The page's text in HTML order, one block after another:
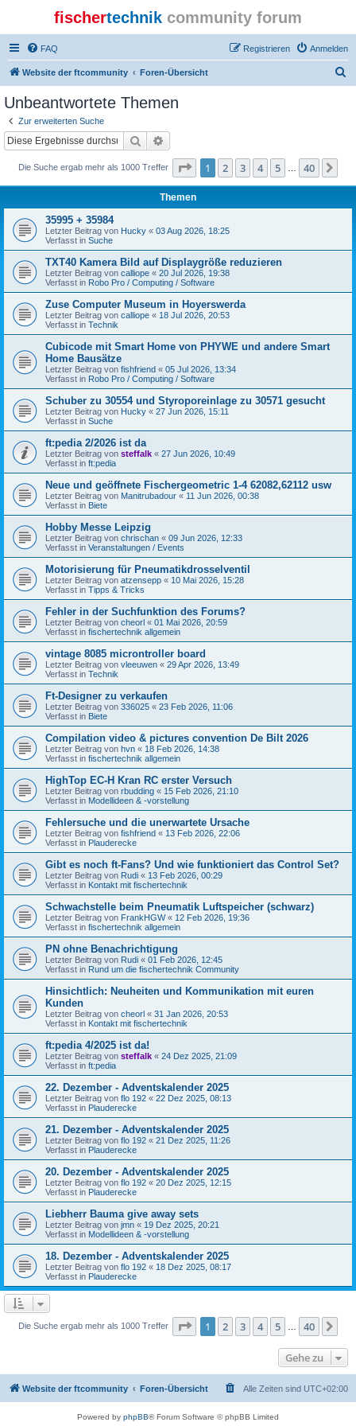
fischertechnik community forum
FAQ Anmelden
Registrieren
Website der ftcommunity Foren-Übersicht
Unbeantwortete Themen
Zur erweiterten Suche
Suche
Die Suche ergab mehr als 1000 Treffer Seite 1von 40
1 2 3 4 5 40
Themen
35995 + 35984
Letzter Beitrag von Hucky « 03 Aug 2026, 18:25
Verfasst in Suche
TXT40 Kamera Bild auf Displaygröße reduzieren
Letzter Beitrag von calliope « 20 Jul 2026, 19:38
Verfasst in Robo Pro / Computing / Software
Zuse Computer Museum in Hoyerswerda
Letzter Beitrag von calliope « 18 Jul 2026, 20:53
Verfasst in Technik
Cubicode mit Smart Home von PHYWE und andere Smart
Home Bausätze
Letzter Beitrag von fishfriend « 05 Jul 2026, 13:34
Verfasst in Robo Pro / Computing / Software
Schuber zu 30554 und Styroporeinlage zu 30571 gesucht
Letzter Beitrag von Hucky « 27 Jun 2026, 15:11
Verfasst in Suche
ft:pedia 2/2026 ist da
Letzter Beitrag von steffalk « 27 Jun 2026, 10:49
Verfasst in ft:pedia
Neue und geöffnete Fischergeometric 1-4 62082,62112 usw
Letzter Beitrag von Manitrubadour « 11 Jun 2026, 00:38
Verfasst in Biete
Hobby Messe Leipzig
Letzter Beitrag von chrischan « 09 Jun 2026, 12:33
Verfasst in Veranstaltungen / Events
Motorisierung für Pneumatikdrosselventil
Letzter Beitrag von atzensepp « 10 Mai 2026, 15:28
Verfasst in Tipps & Tricks
Fehler in der Suchfunktion des Forums?
Letzter Beitrag von cheorl « 01 Mai 2026, 20:59
Verfasst in fischertechnik allgemein
vintage 8085 microntroller board
Letzter Beitrag von vleeuwen « 29 Apr 2026, 13:49
Verfasst in Technik
Ft-Designer zu verkaufen
Letzter Beitrag von 336025 « 23 Feb 2026, 11:06
Verfasst in Biete
Compilation video & pictures convention De Bilt 2026
Letzter Beitrag von hvn « 18 Feb 2026, 14:38
Verfasst in fischertechnik allgemein
HighTop EC-H Kran RC erster Versuch
Letzter Beitrag von rbudding « 15 Feb 2026, 21:10
Verfasst in Modellideen & -vorstellung
Fehlersuche und die unerwartete Ursache
Letzter Beitrag von fishfriend « 13 Feb 2026, 22:06
Verfasst in Plauderecke
Gibt es noch ft-Fans? Und wie funktioniert das Control Set?
Letzter Beitrag von Rudi « 13 Feb 2026, 00:29
Verfasst in Kontakt mit fischertechnik
Schwachstelle beim Pneumatik Luftspeicher (schwarz)
Letzter Beitrag von FrankHGW« 12 Feb 2026, 19:36
Verfasst in fischertechnik allgemein
PN ohne Benachrichtigung
Letzter Beitrag von Rudi « 01 Feb 2026, 12:45
Verfasst in Rund um die fischertechnik Community
Hinsichtlich: Neuheiten und Kommunikation mit euren
Kunden
Letzter Beitrag von cheorl « 31 Jan 2026, 20:53
Verfasst in Kontakt mit fischertechnik
ft:pedia 4/2025 ist da!
Letzter Beitrag von steffalk « 24 Dez 2025, 21:09
Verfasst in ft:pedia
22. Dezember - Adventskalender 2025
Letzter Beitrag von flo 192 « 22 Dez 2025, 08:13
Verfasst in Plauderecke
21. Dezember - Adventskalender 2025
Letzter Beitrag von flo 192 « 21 Dez 2025, 11:26
Verfasst in Plauderecke
20. Dezember - Adventskalender 2025
Letzter Beitrag von flo 192 « 20 Dez 2025, 12:15
Verfasst in Plauderecke
Liebherr Bauma give away sets
Letzter Beitrag von jmn « 19 Dez 2025, 20:21
Verfasst in Modellideen & -vorstellung
18. Dezember - Adventskalender 2025
Letzter Beitrag von flo 192 « 18 Dez 2025, 08:17
Verfasst in Plauderecke
Die Suche ergab mehr als 1000 Treffer Seite 1von 40
1 2 3 4 5 40
Gehe zu
Website der ftcommunity Foren-Übersicht Alle Zeiten sind UTC+02:00
Powered by phpBB® Forum Software © phpBB Limited